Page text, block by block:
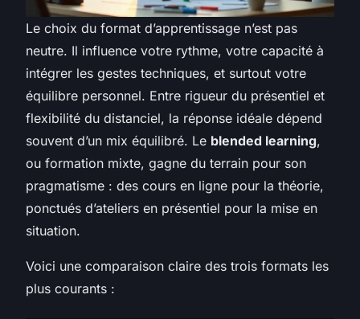
Le choix du format d’apprentissage n’est pas
neutre. Il influence votre rythme, votre capacité à
intégrer les gestes techniques, et surtout votre
équilibre personnel. Entre rigueur du présentiel et
flexibilité du distanciel, la réponse idéale dépend
souvent d’un mix équilibré. Le blended learning,
ou formation mixte, gagne du terrain pour son
pragmatisme : des cours en ligne pour la théorie,
ponctués d’ateliers en présentiel pour la mise en
situation.
Voici une comparaison claire des trois formats les
plus courants :